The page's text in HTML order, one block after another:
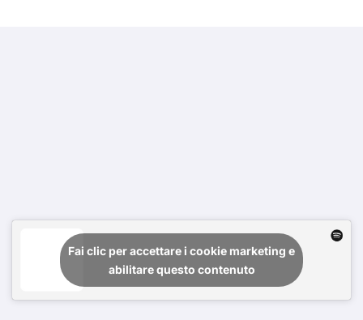
Fai clic per accettare i cookie marketing e
abilitare questo contenuto